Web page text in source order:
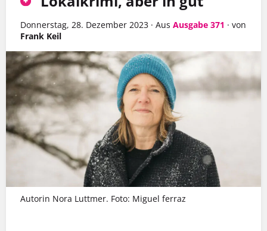
Donnerstag, 28. Dezember 2023 · Aus Ausgabe 371 · von
Frank Keil
Autorin Nora Luttmer. Foto: Miguel ferraz